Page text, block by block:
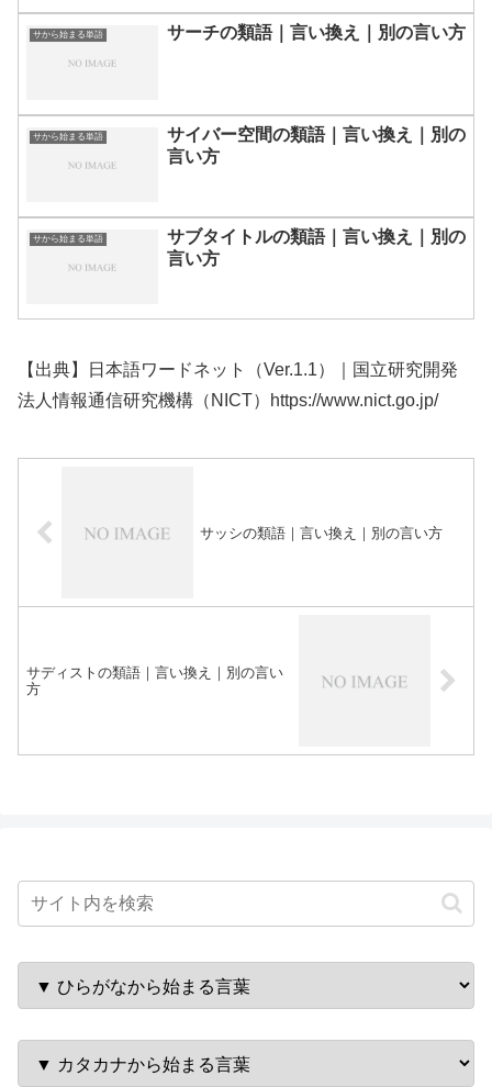
サから始まる単語 サーチの類語｜言い換え｜別の言い方
サから始まる単語
サイバー空間の類語｜言い換え｜別の
言い方
サから始まる単語
サブタイトルの類語｜言い換え｜別の
言い方
【出典】日本語ワードネット（Ver.1.1）｜国立研究開発
法人情報通信研究機構（NICT）https://www.nict.go.jp/
サッシの類語｜言い換え｜別の言い方
サディストの類語｜言い換え｜別の言い
方